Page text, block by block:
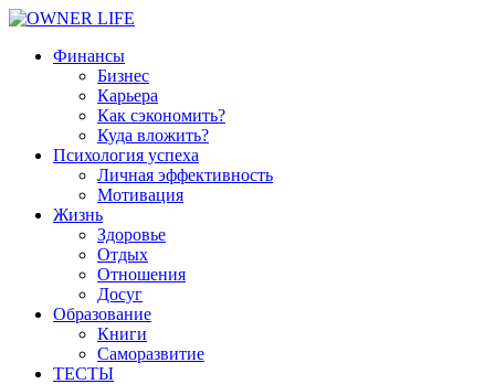
Финансы
Бизнес
Карьера
Как сэкономить?
Куда вложить?
Психология успеха
Личная эффективность
Мотивация
Жизнь
Здоровье
Отдых
Отношения
Досуг
Образование
Книги
Саморазвитие
ТЕСТЫ